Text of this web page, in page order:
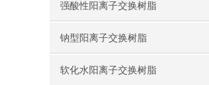
强酸性阳离子交换树脂
钠型阳离子交换树脂
软化水阳离子交换树脂